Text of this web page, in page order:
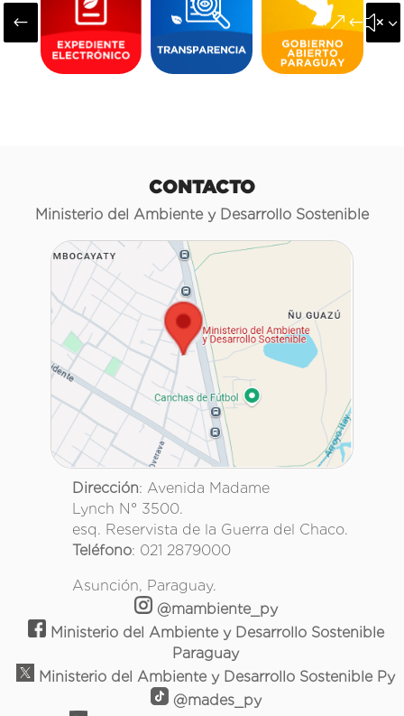
#
CONTACTO
Ministerio del Ambiente y Desarrollo Sostenible
Dirección: Avenida Madame
Lynch N° 3500.
esq. Reservista de la Guerra del Chaco.
Teléfono: 021 2879000
Asunción, Paraguay.
@mambiente_py
Ministerio del Ambiente y Desarrollo Sostenible
Paraguay
Ministerio del Ambiente y Desarrollo Sostenible Py
@mades_py